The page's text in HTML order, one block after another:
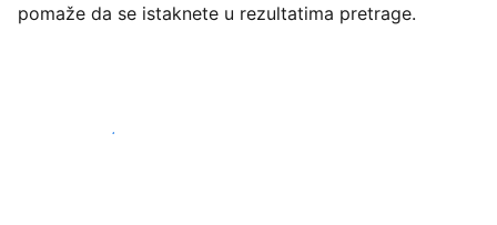
pomaže da se istaknete u rezultatima pretrage.
Počnite već danas